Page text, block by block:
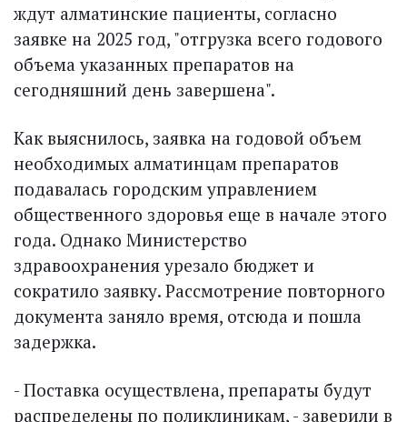
ждут алматинские пациенты, согласно
заявке на 2025 год, "отгрузка всего годового
объема указанных препаратов на
сегодняшний день завершена".
Как выяснилось, заявка на годовой объем
необходимых алматинцам препаратов
подавалась городским управлением
общественного здоровья еще в начале этого
года. Однако Министерство
здравоохранения урезало бюджет и
сократило заявку. Рассмотрение повторного
документа заняло время, отсюда и пошла
задержка.
- Поставка осуществлена, препараты будут
распределены по поликлиникам, - заверили в